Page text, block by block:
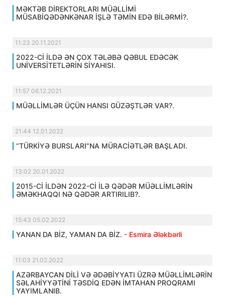
MƏKTƏB DİREKTORLARI MÜƏLLİMİ
MÜSABİQƏDƏNKƏNAR İŞLƏ TƏMİN EDƏ BİLƏRMİ?.
11:23 20.11.2021
2022-Cİ İLDƏ ƏN ÇOX TƏLƏBƏ QƏBUL EDƏCƏK
UNİVERSİTETLƏRİN SİYAHISI.
11:57 06.12.2021
MÜƏLLİMLƏR ÜÇÜN HANSI GÜZƏŞTLƏR VAR?.
21:44 12.01.2022
“TÜRKİYƏ BURSLARI”NA MÜRACİƏTLƏR BAŞLADI.
13:02 20.01.2022
2015-Cİ İLDƏN 2022-Cİ İLƏ QƏDƏR MÜƏLLİMLƏRİN
ƏMƏKHAQQI NƏ QƏDƏR ARTIRILIB?.
15:43 05.02.2022
YANAN DA BİZ, YAMAN DA BİZ. - Esmira Ələkbərli
11:03 21.02.2022
AZƏRBAYCAN DİLİ VƏ ƏDƏBİYYATI ÜZRƏ MÜƏLLİMLƏRİN
SƏLAHİYYƏTİNİ TƏSDİQ EDƏN İMTAHAN PROQRAMI
YAYIMLANIB.